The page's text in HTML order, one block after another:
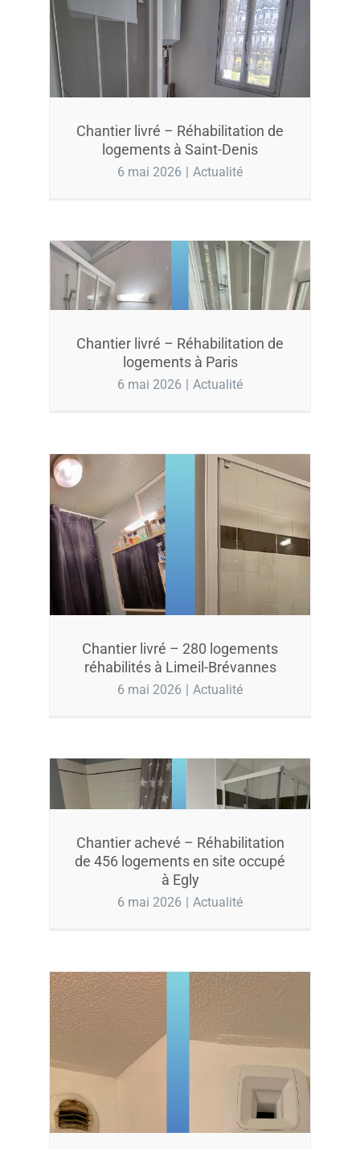
Chantier livré – Réhabilitation de
logements à Saint-Denis
6 mai 2026 | Actualité
Chantier livré – Réhabilitation de
logements à Paris
6 mai 2026 | Actualité
Chantier livré – 280 logements
réhabilités à Limeil-Brévannes
6 mai 2026 | Actualité
Chantier achevé – Réhabilitation
de 456 logements en site occupé
à Egly
6 mai 2026 | Actualité